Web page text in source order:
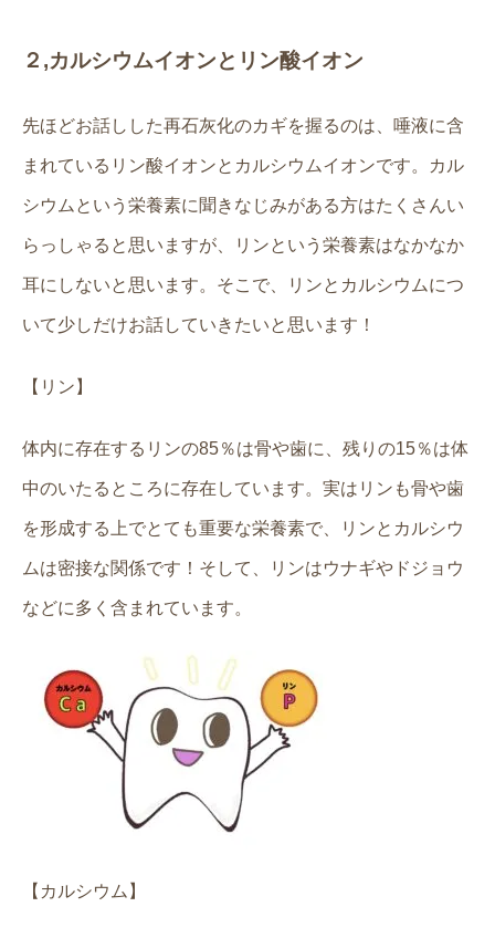
２ ,カルシウムイオンとリン酸イオン
先ほどお話しした再石灰化のカギを握るのは、唾液に含
まれているリン酸イオンとカルシウムイオンです。カル
シウムという栄養素に聞きなじみがある方はたくさんい
らっしゃると思いますが、リンという栄養素はなかなか
耳にしないと思います。そこで、リンとカルシウムにつ
いて少しだけお話していきたいと思います！
【リン】
体内に存在するリンの85％は骨や歯に、残りの15％は体
中のいたるところに存在しています。実はリンも骨や歯
を形成する上でとても重要な栄養素で、リンとカルシウ
ムは密接な関係です！そして、リンはウナギやドジョウ
などに多く含まれています。
【カルシウム】